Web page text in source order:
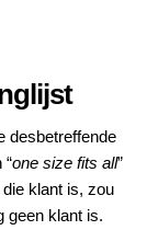
desbetreffende
“one size fits all”
klant is, zou
geen klant is.